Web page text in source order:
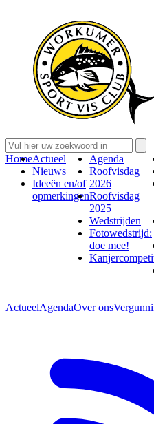
HomeActueel
Nieuws
Ideeën en/of
opmerkingen
Agenda
Roofvisdag
2026
Roofvisdag
2025
Wedstrijden
Fotowedstrijd:
doe mee!
ActueelAgendaOver ons